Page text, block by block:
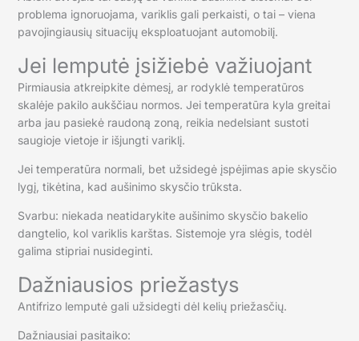
problema ignoruojama, variklis gali perkaisti, o tai – viena
pavojingiausių situacijų eksploatuojant automobilį.
Jei lemputė įsižiebė važiuojant
Pirmiausia atkreipkite dėmesį, ar rodyklė temperatūros
skalėje pakilo aukščiau normos. Jei temperatūra kyla greitai
arba jau pasiekė raudoną zoną, reikia nedelsiant sustoti
saugioje vietoje ir išjungti variklį.
Jei temperatūra normali, bet užsidegė įspėjimas apie skysčio
lygį, tikėtina, kad aušinimo skysčio trūksta.
Svarbu: niekada neatidarykite aušinimo skysčio bakelio
dangtelio, kol variklis karštas. Sistemoje yra slėgis, todėl
galima stipriai nusideginti.
Dažniausios priežastys
Antifrizo lemputė gali užsidegti dėl kelių priežasčių.
Dažniausiai pasitaiko: